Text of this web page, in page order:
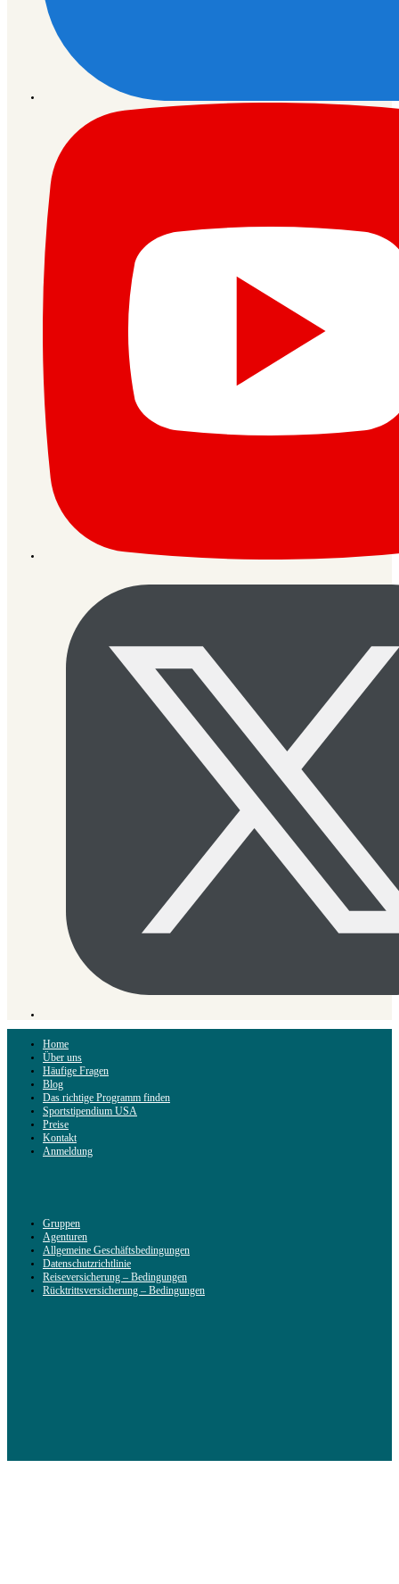
Home
Über uns
Häufige Fragen
Blog
Das richtige Programm finden
Sportstipendium USA
Preise
Kontakt
Anmeldung
Gruppen
Agenturen
Allgemeine Geschäftsbedingungen
Datenschutzrichtlinie
Reiseversicherung – Bedingungen
Rücktrittsversicherung – Bedingungen